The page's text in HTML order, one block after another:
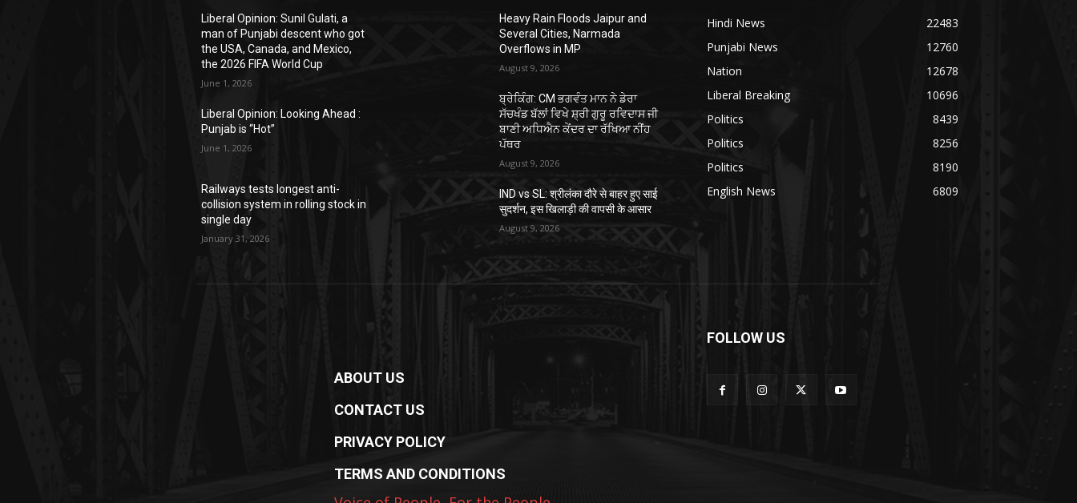
Liberal Opinion: Sunil Gulati, a
man of Punjabi descent who got
the USA, Canada, and Mexico,
the 2026 FIFA World Cup
June 1, 2026
Liberal Opinion: Looking Ahead :
Punjab is “Hot”
June 1, 2026
Railways tests longest anti-
collision system in rolling stock in
single day
January 31, 2026
Heavy Rain Floods Jaipur and
Several Cities, Narmada
Overflows in MP
August 9, 2026
ਬ੍ਰੇਕਿੰਗ: CM ਭਗਵੰਤ ਮਾਨ ਨੇ ਡੇਰਾ
ਸੱਚਖੰਡ ਬੱਲਾਂ ਵਿਖੇ ਸ਼੍ਰੀ ਗੁਰੂ ਰਵਿਦਾਸ ਜੀ
ਬਾਣੀ ਅਧਿਐਨ ਕੇਂਦਰ ਦਾ ਰੱਖਿਆ ਨੀਂਹ
ਪੱਥਰ
August 9, 2026
IND vs SL: श्रीलंका दौरे से बाहर हुए साई
सुदर्शन, इस खिलाड़ी की वापसी के आसार
August 9, 2026
Hindi News
22483
Punjabi News
12760
Nation
12678
Liberal Breaking
10696
Politics
8439
Politics
8256
Politics
8190
English News
6809
ABOUT US
CONTACT US
PRIVACY POLICY
TERMS AND CONDITIONS
FOLLOW US